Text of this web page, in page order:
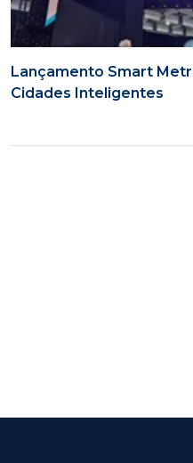
Lançamento Smart
Cidades Inteligentes